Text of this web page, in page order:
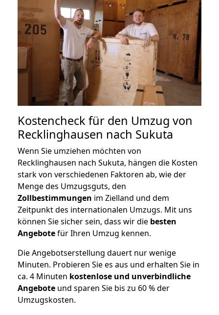
Kostencheck für den Umzug von
Recklinghausen nach Sukuta
Wenn Sie umziehen möchten von
Recklinghausen nach Sukuta, hängen die Kosten
stark von verschiedenen Faktoren ab, wie der
Menge des Umzugsguts, den
Zollbestimmungen im Zielland und dem
Zeitpunkt des internationalen Umzugs. Mit uns
können Sie sicher sein, dass wir die besten
Angebotefür Ihren Umzug kennen.
Die Angebotserstellung dauert nur wenige
Minuten. Probieren Sie es aus und erhalten Sie in
ca. 4 Minuten kostenlose und unverbindliche
Angebote und sparen Sie bis zu 60 % der
Umzugskosten.